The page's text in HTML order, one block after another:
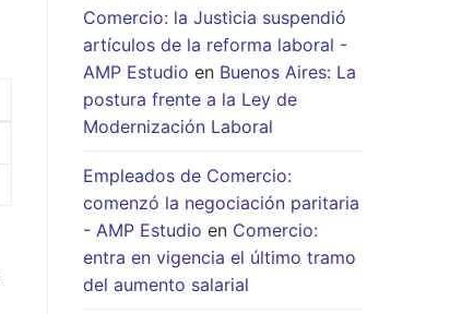
Comercio: la Justicia suspendió
artículos de la reforma laboral -
AMP Estudio en Buenos Aires: La
postura frente a la Ley de
Modernización Laboral
Empleados de Comercio:
comenzó la negociación paritaria
- AMP Estudio en Comercio:
entra en vigencia el último tramo
del aumento salarial